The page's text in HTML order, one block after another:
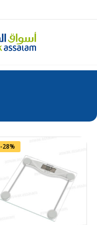
-28%